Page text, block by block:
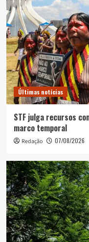
Últimas notícias
STF julga recursos
marco temporal
Redação 07/08/2026